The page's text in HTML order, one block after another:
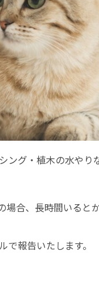
グ・植木の水やり
合、長時間いる
報告いたします。